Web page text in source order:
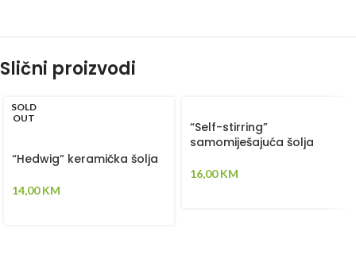
Slični proizvodi
SOLD
OUT
“Hedwig” keramička šolja
14,00KM
“Self-stirring”
samomiješajuća šolja
16,00KM